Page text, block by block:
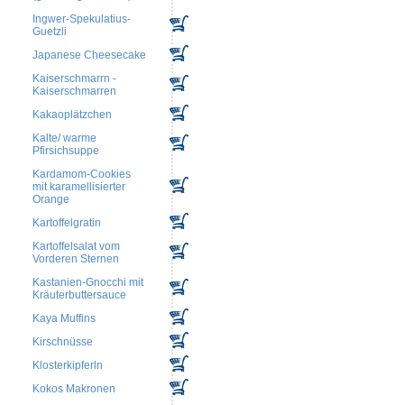
Ingwer-Spekulatius-
Guetzli
Japanese Cheesecake
Kaiserschmarrn -
Kaiserschmarren
Kakaoplätzchen
Kalte/ warme
Pfirsichsuppe
Kardamom-Cookies
mit karamellisierter
Orange
Kartoffelgratin
Kartoffelsalat vom
Vorderen Sternen
Kastanien-Gnocchi mit
Kräuterbuttersauce
Kaya Muffins
Kirschnüsse
Klosterkipferln
Kokos Makronen